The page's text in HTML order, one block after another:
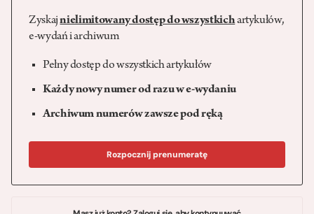
Zyskajnielimitowany dostęp do wszystkichartykułów,
e-wydań i archiwum
Pełny dostęp do wszystkich artykułów
Każdy nowy numer od razu w e-wydaniu
Archiwum numerów zawsze pod ręką
Rozpocznij prenumeratę